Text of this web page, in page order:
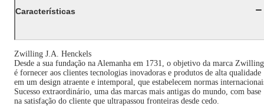
Características
Zwilling J.A. Henckels
Desde a sua fundação na Alemanha em 1731, o objetivo da marca Zwilling
é fornecer aos clientes tecnologias inovadoras e produtos de alta qualidade
em um design atraente e intemporal, que estabelecem normas
Sucesso extraordinário, uma das marcas mais antigas do mundo, com base
na satisfação do cliente que ultrapassou fronteiras desde cedo.